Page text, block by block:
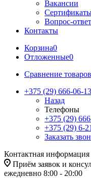
Вакансии
Вопрос-ответ
Контакты
Корзина0
Отложенные0
Сравнение товаров
+375 (29) 666-06-13
Назад
Телефоны
+375 (29)
+375 (29) 6-
Заказать
Контактная информация
Приём заявок и
ежедневно 8:00 - 20:00